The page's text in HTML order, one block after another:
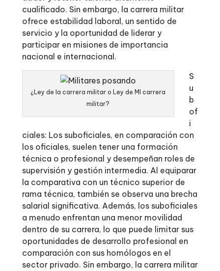
cualificado. Sin embargo, la carrera militar
ofrece estabilidad laboral, un sentido de
servicio y la oportunidad de liderar y
participar en misiones de importancia
nacional e internacional.
¿Ley de la carrera militar o Ley de MI carrera
militar?
S
u
b
of
i
ciales: Los suboficiales, en comparación con
los oficiales, suelen tener una formación
técnica o profesional y desempeñan roles de
supervisión y gestión intermedia. Al equiparar
la comparativa con un técnico superior de
rama técnica, también se observa una brecha
salarial significativa. Además, los suboficiales
a menudo enfrentan una menor movilidad
dentro de su carrera, lo que puede limitar sus
oportunidades de desarrollo profesional en
comparación con sus homólogos en el
sector privado. Sin embargo, la carrera militar